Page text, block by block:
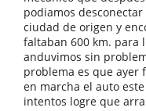
podiamos
ciudad de origen y
faltaban 600 km. para
anduvimos sin
problema es que ayer
en marcha el auto
intentos logre que